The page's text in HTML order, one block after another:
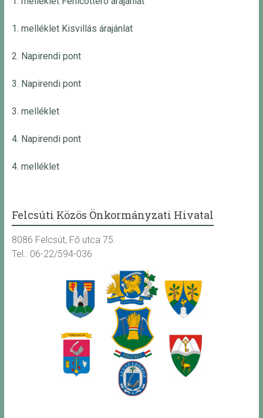
1. melléklet Kisvillás árajánlat
2. Napirendi pont
3. Napirendi pont
3. melléklet
4. Napirendi pont
4. melléklet
Felcsúti Közös Önkormányzati Hivatal
8086 Felcsút, Fő utca 75.
Tel.: 06-22/594-036